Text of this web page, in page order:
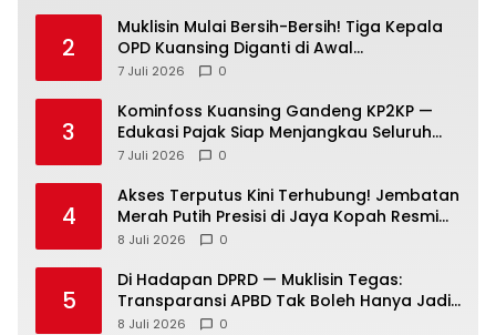
2
Muklisin Mulai Bersih-Bersih! Tiga Kepala
OPD Kuansing Diganti di Awal
Kepemimpinan
7 Juli 2026 0
3
Kominfoss Kuansing Gandeng KP2KP —
Edukasi Pajak Siap Menjangkau Seluruh
Masyarakat
7 Juli 2026 0
4
Akses Terputus Kini Terhubung! Jembatan
Merah Putih Presisi di Jaya Kopah Resmi
Berdiri — Polri Buktikan Pembangunan Tak
8 Juli 2026 0
5
Di Hadapan DPRD — Muklisin Tegas:
Transparansi APBD Tak Boleh Hanya Jadi
Slogan!
8 Juli 2026 0